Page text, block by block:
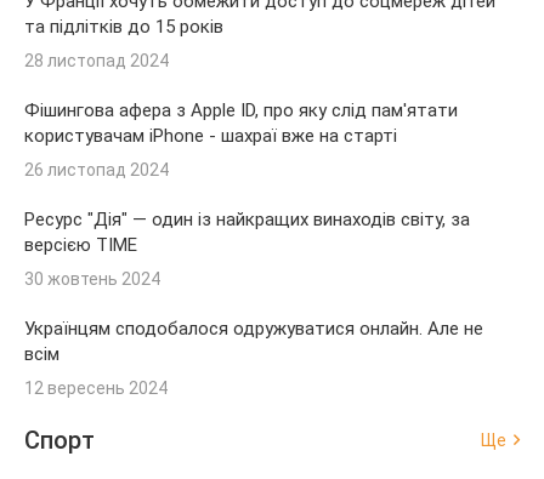
та підлітків до 15 років
28 листопад 2024
Фішингова афера з Apple ID, про яку слід пам'ятати
користувачам iPhone - шахраї вже на старті
26 листопад 2024
Ресурс "Дія" — один із найкращих винаходів світу, за
версією TIME
30 жовтень 2024
Українцям сподобалося одружуватися онлайн. Але не
всім
12 вересень 2024
Спорт Ще